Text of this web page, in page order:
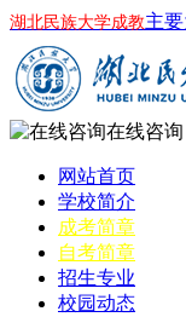
湖北民族大学成教主
在线咨询
网站首页
学校简介
成考简章
自考简章
招生专业
校园动态